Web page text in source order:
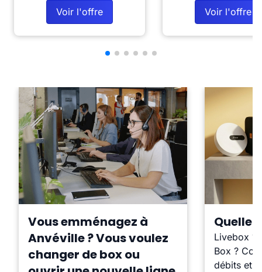
Voir l'offre Voir l'offre
Vous emménagez à
Anvéville ? Vous voulez
changer de box ou
Quelle
Livebox ?
Box ?
débits et